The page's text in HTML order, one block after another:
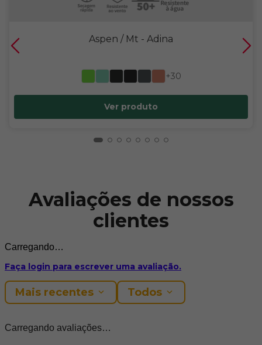
Aspen / Mt - Adina
+30
Ver produto
Avaliações de nossos
clientes
Carregando…
Faça login para escrever uma avaliação.
Mais recentes Todos
Carregando avaliações…